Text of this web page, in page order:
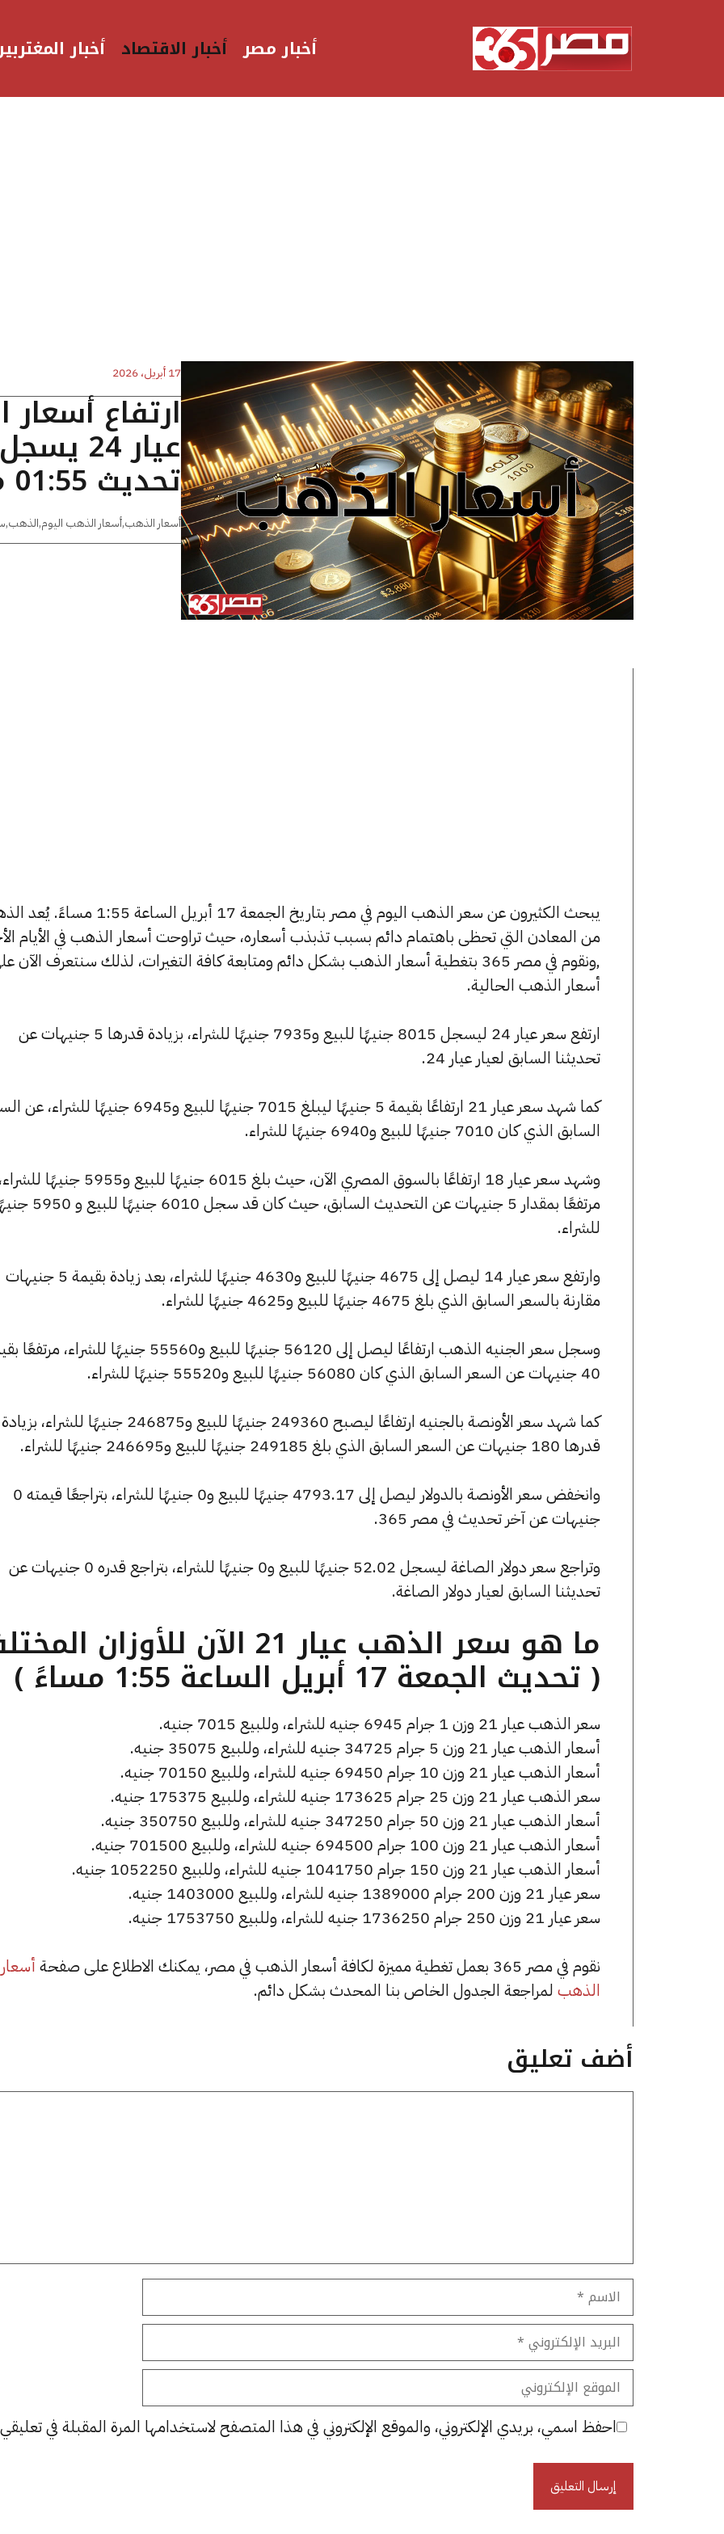
أخبار مصر أخبار الاقتصاد أخبار
17 أبريل، 2026
ارتفاع
تحديث 01:55 مساءًا
أسعار الذهب,أسعار الذهب اليوم,الذهب,
يبحث الكثيرون عن سعر الذهب اليوم في مصر بتاريخ الجمعة 17 أبريل الساعة
من المعادن التي تحظى باهتمام دائم بسبب تذبذب أسعاره، حيث تراوحت أسعار الذهب في الأيام
,ونقوم في مصر 365 بتغطية أسعار الذهب بشكل دائم ومتابعة كافة التغيرات، لذلك سنتعرف الآن
أسعار الذهب الحالية.
ارتفع سعر عيار 24 ليسجل 8015 جنيهًا للبيع و7935 جنيهًا للشراء، بزيادة قدرها 5 جنيهات عن
تحديثنا السابق لعيار عيار 24.
كما شهد سعر عيار 21 ارتفاعًا بقيمة 5 جنيهًا ليبلغ 7015 جنيهًا للبيع و6945 جنيهًا
السابق الذي كان 7010 جنيهًا للبيع و6940 جنيهًا للشراء.
وشهد سعر عيار 18 ارتفاعًا بالسوق المصري الآن، حيث بلغ 6015 جنيهًا للبيع و5955 جنيهًا
مرتفعًا بمقدار 5 جنيهات عن التحديث السابق، حيث كان قد سجل
للشراء.
وارتفع سعر عيار 14 ليصل إلى 4675 جنيهًا للبيع و4630 جنيهًا للشراء، بعد زيادة بقيمة 5 جنيهات
مقارنة بالسعر السابق الذي بلغ 4675 جنيهًا للبيع و4625 جنيهًا للشراء.
وسجل سعر الجنيه الذهب ارتفاعًا ليصل إلى 56120 جنيهًا للبيع و55560 جنيهًا للشراء،
40 جنيهات عن السعر السابق الذي كان 56080 جنيهًا للبيع و55520 جنيهًا للشراء.
كما شهد سعر الأونصة بالجنيه ارتفاعًا ليصبح 249360 جنيهًا للبيع و246875 جنيهًا للشراء، بزيادة
قدرها 180 جنيهات عن السعر السابق الذي بلغ 249185 جنيهًا للبيع و246695 جنيهًا للشراء.
وانخفض سعر الأونصة بالدولار ليصل إلى 4793.17 جنيهًا للبيع و0 جنيهًا للشراء، بتراجعًا قيمته 0
جنيهات عن آخر تحديث في مصر 365.
وتراجع سعر دولار الصاغة ليسجل 52.02 جنيهًا للبيع و0 جنيهًا للشراء، بتراجع قدره 0 جنيهات عن
تحديثنا السابق لعيار دولار الصاغة.
ما هو سعر الذهب عيار 21 الآن للأوزان
( تحديث الجمعة 17 أبريل الساعة 1:55 مساءً )
سعر الذهب عيار 21 وزن 1 جرام 6945 جنيه للشراء، وللبيع 7015 جنيه.
أسعار الذهب عيار 21 وزن 5 جرام 34725 جنيه للشراء، وللبيع 35075 جنيه.
أسعار الذهب عيار 21 وزن 10 جرام 69450 جنيه للشراء، وللبيع 70150 جنيه.
سعر الذهب عيار 21 وزن 25 جرام 173625 جنيه للشراء، وللبيع 175375 جنيه.
أسعار الذهب عيار 21 وزن 50 جرام 347250 جنيه للشراء، وللبيع 350750 جنيه.
أسعار الذهب عيار 21 وزن 100 جرام 694500 جنيه للشراء، وللبيع 701500 جنيه.
أسعار الذهب عيار 21 وزن 150 جرام 1041750 جنيه للشراء، وللبيع 1052250 جنيه.
سعر عيار 21 وزن 200 جرام 1389000 جنيه للشراء، وللبيع 1403000 جنيه.
سعر عيار 21 وزن 250 جرام 1736250 جنيه للشراء، وللبيع 1753750 جنيه.
نقوم في مصر 365 بعمل تغطية مميزة لكافة أسعار الذهب في مصر، يمكنك الاطلاع على صفحة
أسعار
الذهب لمراجعة الجدول الخاص بنا المحدث بشكل دائم.
أضف تعليق
الاسم
البريد
الإلكتروني
الموقع
الإلكتروني
احفظ اسمي، بريدي الإلكتروني، والموقع الإلكتروني في هذا المتصفح لاستخدامها المرة المقبلة في